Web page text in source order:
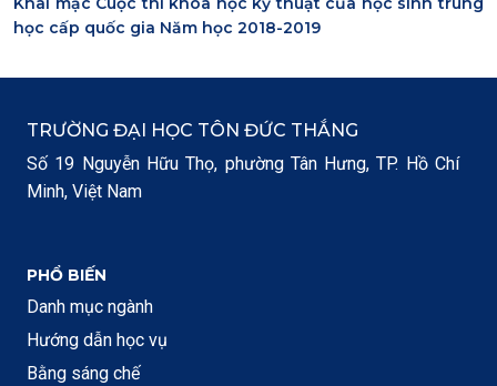
học cấp quốc gia Năm học 2018-2019
TRƯỜNG ĐẠI HỌC TÔN ĐỨC THẮNG
Số 19 Nguyễn Hữu Thọ, phường Tân Hưng, TP. Hồ Chí
Minh, Việt Nam
PHỔ BIẾN
Danh mục ngành
Hướng dẫn học vụ
Bằng sáng chế